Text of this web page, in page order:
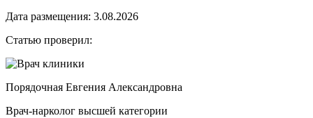
Дата размещения: 3.08.2026
Статью проверил:
Порядочная Евгения Александровна
Врач-нарколог высшей категории